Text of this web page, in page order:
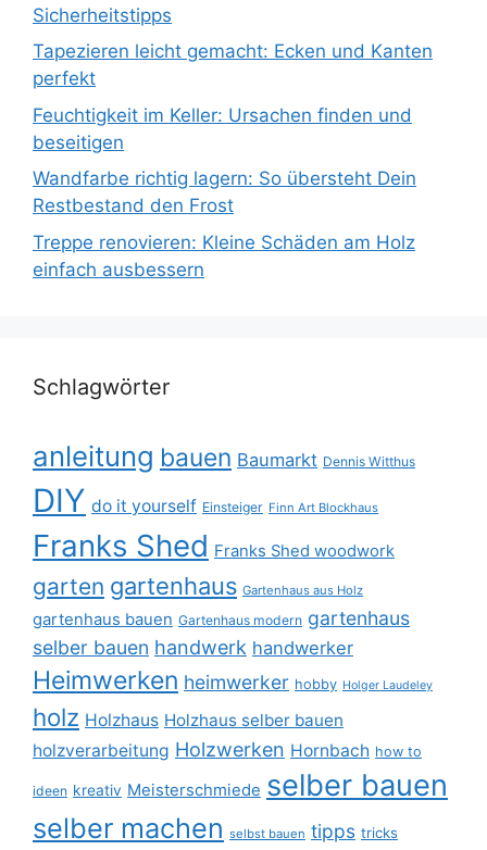
Sicherheitstipps
Tapezieren leicht gemacht: Ecken und Kanten
perfekt
Feuchtigkeit im Keller: Ursachen finden und
beseitigen
Wandfarbe richtig lagern: So übersteht Dein
Restbestand den Frost
Treppe renovieren: Kleine Schäden am Holz
einfach ausbessern
Schlagwörter
anleitung bauen Baumarkt Dennis Witthus
DIY do it yourself Einsteiger Finn Art Blockhaus
Franks Shed Franks Shed woodwork
garten gartenhaus Gartenhaus aus Holz
gartenhaus bauen Gartenhaus modern gartenhaus
selber bauen handwerk handwerker
Heimwerken heimwerker hobby Holger Laudeley
holz Holzhaus Holzhaus selber bauen
holzverarbeitung Holzwerken Hornbach how to
ideen kreativ Meisterschmiede selber bauen
selber machen selbst bauen tipps tricks